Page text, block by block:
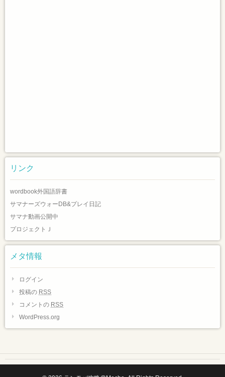
リンク
wordbook外国語辞書
サマナーズウォーDB&プレイ日記
サマナ動画公開中
プロジェクトＪ
メタ情報
ログイン
投稿の RSS
コメントの RSS
WordPress.org